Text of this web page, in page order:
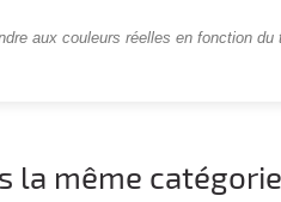
aux couleurs réelles en fonction
la même